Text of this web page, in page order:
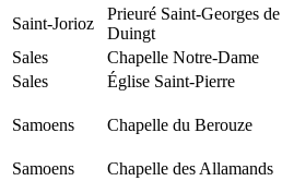
Saint-Jorioz
Prieuré Saint-Georges de
Duingt
Sales
Chapelle Notre-Dame
Sales
Église Saint-Pierre
Samoens Chapelle du Berouze
Samoens Chapelle des Allamands